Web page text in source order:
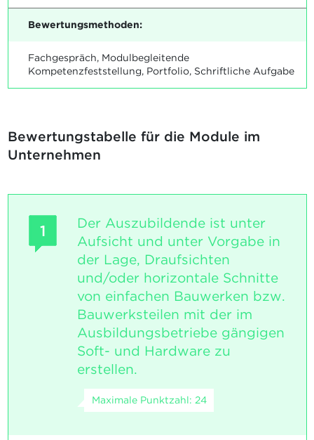
Bewertungsmethoden:
Fachgespräch, Modulbegleitende
Kompetenzfeststellung, Portfolio, Schriftliche Aufgabe
Bewertungstabelle für die Module im
Unternehmen
1
Der Auszubildende ist unter
Aufsicht und unter Vorgabe in
der Lage, Draufsichten
und/oder horizontale Schnitte
von einfachen Bauwerken bzw.
Bauwerksteilen mit der im
Ausbildungsbetriebe gängigen
Soft- und Hardware zu
erstellen.
Maximale Punktzahl: 24